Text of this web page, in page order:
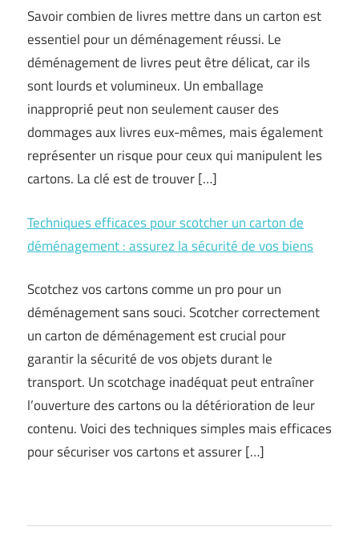
Savoir combien de livres mettre dans un carton est
essentiel pour un déménagement réussi. Le
déménagement de livres peut être délicat, car ils
sont lourds et volumineux. Un emballage
inapproprié peut non seulement causer des
dommages aux livres eux-mêmes, mais également
représenter un risque pour ceux qui manipulent les
cartons. La clé est de trouver […]
Techniques efficaces pour scotcher un carton de
déménagement : assurez la sécurité de vos biens
Scotchez vos cartons comme un pro pour un
déménagement sans souci. Scotcher correctement
un carton de déménagement est crucial pour
garantir la sécurité de vos objets durant le
transport. Un scotchage inadéquat peut entraîner
l’ouverture des cartons ou la détérioration de leur
contenu. Voici des techniques simples mais efficaces
pour sécuriser vos cartons et assurer […]